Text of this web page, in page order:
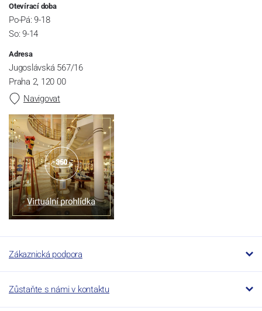
Otevírací doba
Po-Pá: 9-18
So: 9-14
Adresa
Jugoslávská 567/16
Praha 2, 120 00
Navigovat
Zákaznická podpora
Zůstaňte s námi v kontaktu